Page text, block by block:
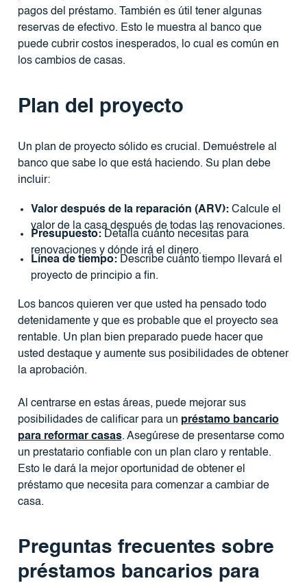
pagos del préstamo. También es útil tener algunas
reservas de efectivo. Esto le muestra al banco que
puede cubrir costos inesperados, lo cual es común en
los cambios de casas.
Plan del proyecto
Un plan de proyecto sólido es crucial. Demuéstrele al
banco que sabe lo que está haciendo. Su plan debe
incluir:
Valor después de la reparación (ARV):Calcule el
valor de la casa después de todas las renovaciones.
Presupuesto:Detalla cuánto necesitas para
renovaciones y dónde irá el dinero.
Línea de tiempo:Describe cuánto tiempo llevará el
proyecto de principio a fin.
Los bancos quieren ver que usted ha pensado todo
detenidamente y que es probable que el proyecto sea
rentable. Un plan bien preparado puede hacer que
usted destaque y aumente sus posibilidades de obtener
la aprobación.
Al centrarse en estas áreas, puede mejorar sus
posibilidades de calificar para un préstamo bancario
para reformar casas. Asegúrese de presentarse como
un prestatario confiable con un plan claro y rentable.
Esto le dará la mejor oportunidad de obtener el
préstamo que necesita para comenzar a cambiar de
casa.
Preguntas frecuentes sobre
préstamos bancarios para